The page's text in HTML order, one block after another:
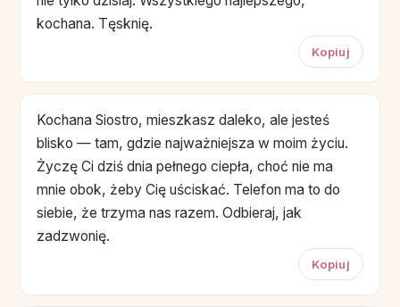
kochana. Tęsknię.
Kopiuj
Kochana Siostro, mieszkasz daleko, ale jesteś
blisko — tam, gdzie najważniejsza w moim życiu.
Życzę Ci dziś dnia pełnego ciepła, choć nie ma
mnie obok, żeby Cię uściskać. Telefon ma to do
siebie, że trzyma nas razem. Odbieraj, jak
zadzwonię.
Kopiuj